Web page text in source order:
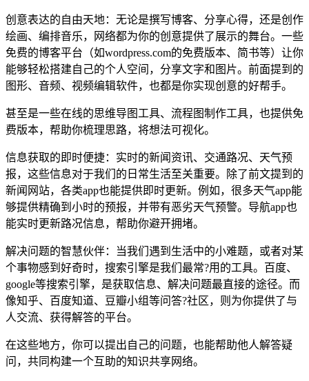
创意表达的自由天地：无论是撰写博客、分享心得，还是创作
绘画、编排音乐，网络都为你的创意提供了展示的舞台。一些
免费的博客平台（如wordpress.com的免费版本、简书等）让你
能够轻松搭建自己的个人空间，分享文字和图片。前面提到的
图形、音频、视频编辑软件，也都是你实现创意的好帮手。
甚至是一些在线的思维导图工具、流程图制作工具，也提供免
费版本，帮助你梳理思路，将想法可视化。
信息获取的即时便捷：实时的新闻资讯、交通路况、天气预
报，这些信息对于我们的日常生活至关重要。除了前文提到的
新闻网站，各类app也能提供即时更新。例如，很多天气app能
够提供精确到小时的预报，并带有恶劣天气预警。导航app也
能实时更新路况信息，帮助你避开拥堵。
解决问题的智慧伙伴：当我们遇到生活中的小难题，或者对某
个事物感到好奇时，搜索引擎是我们最常?用的工具。百度、
google等搜索引擎，是获取信息、解决问题最直接的途径。而
像知乎、百度知道、豆瓣小组等问答?社区，则为你提供了与
人交流、获得解答的平台。
在这些地方，你可以提出自己的问题，也能帮助他人解答疑
问，共同构建一个互助的知识共享网络。